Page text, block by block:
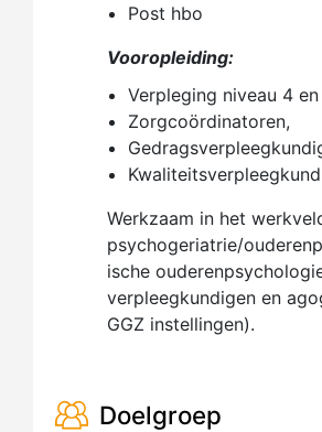
Post hbo
Vooropleiding:
Verpleging niveau 4 en
Zorgcoördinatoren,
Werkzaam in het
psychogeriatrie/
ische
verpleegkundigen en
GGZ instellingen).
Doelgroep